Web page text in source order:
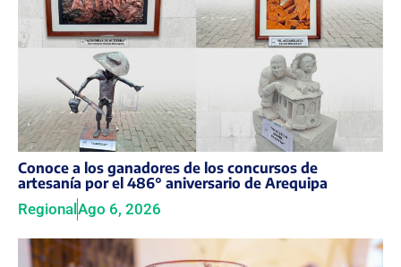
Conoce a los ganadores de los concursos de
artesanía por el 486° aniversario de Arequipa
RegionalAgo 6, 2026